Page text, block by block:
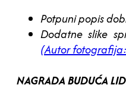
Potpuni popis
Dodatne slike
(Autor
NAGRADA BUDUĆA